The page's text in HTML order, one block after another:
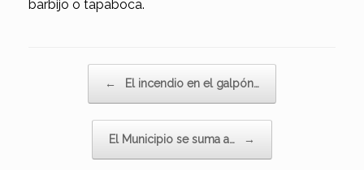
barbijo o tapaboca.
← El incendio en el galpón…
El Municipio se suma a… →